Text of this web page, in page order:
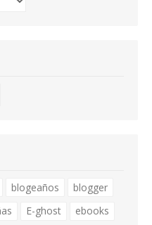
blogeaños
blogger
E-ghost
ebooks